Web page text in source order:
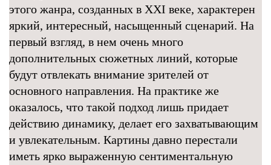
этого жанра, созданных в XXI веке, характерен
яркий, интересный, насыщенный сценарий. На
первый взгляд, в нем очень много
дополнительных сюжетных линий, которые
будут отвлекать внимание зрителей от
основного направления. На практике же
оказалось, что такой подход лишь придает
действию динамику, делает его захватывающим
и увлекательным. Картины давно перестали
иметь ярко выраженную сентиментальную